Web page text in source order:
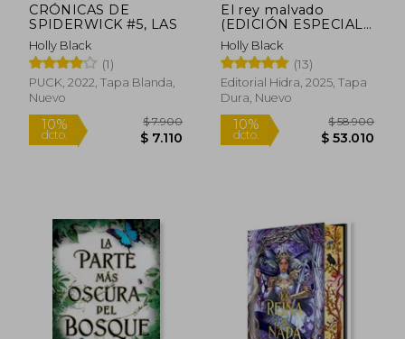
CRÓNICAS DE
SPIDERWICK #5, LAS
Holly Black
(1)
PUCK, 2022, Tapa Blanda,
Nuevo
10% $ 7.900
El rey malvado
(EDICIÓN ESPECIAL
LIMITADA)
Holly Black
(13)
Editorial Hidra, 2025, Tapa
Dura, Nuevo
10%